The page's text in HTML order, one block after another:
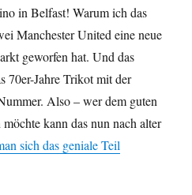
in Belfast! Warum ich das
Manchester United eine neue
geworfen hat. Und das
70er-Jahre Trikot mit der
Also – wer dem guten
kann das nun nach alter
sich das geniale Teil